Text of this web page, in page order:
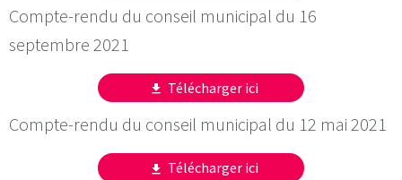
Compte-rendu du conseil municipal du 16
septembre 2021
get_app Télécharger ici
Compte-rendu du conseil municipal du 12 mai 2021
get_app Télécharger ici